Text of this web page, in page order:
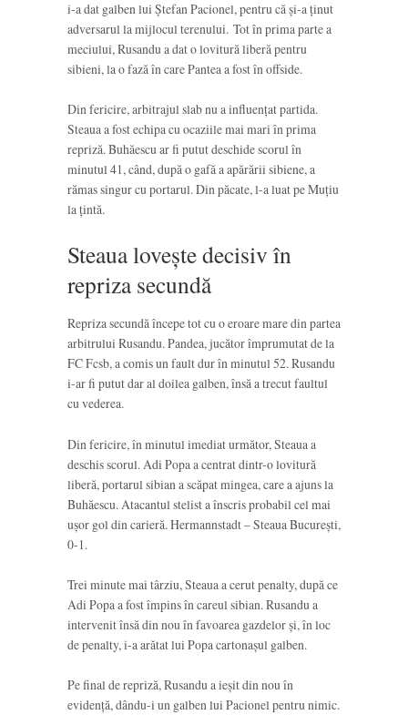
i-a dat galben lui Ștefan Pacionel, pentru că și-a ținut
adversarul la mijlocul terenului. Tot în prima parte a
meciului, Rusandu a dat o lovitură liberă pentru
sibieni, la o fază în care Pantea a fost în offside.
Din fericire, arbitrajul slab nu a influențat partida.
Steaua a fost echipa cu ocaziile mai mari în prima
repriză. Buhăescu ar fi putut deschide scorul în
minutul 41, când, după o gafă a apărării sibiene, a
rămas singur cu portarul. Din păcate, l-a luat pe Muțiu
la țintă.
Steaua lovește decisiv în
repriza secundă
Repriza secundă începe tot cu o eroare mare din partea
arbitrului Rusandu. Pandea, jucător împrumutat de la
FC Fcsb, a comis un fault dur în minutul 52. Rusandu
i-ar fi putut dar al doilea galben, însă a trecut faultul
cu vederea.
Din fericire, în minutul imediat următor, Steaua a
deschis scorul. Adi Popa a centrat dintr-o lovitură
liberă, portarul sibian a scăpat mingea, care a ajuns la
Buhăescu. Atacantul stelist a înscris probabil cel mai
ușor gol din carieră. Hermannstadt – Steaua București,
0-1.
Trei minute mai târziu, Steaua a cerut penalty, după ce
Adi Popa a fost împins în careul sibian. Rusandu a
intervenit însă din nou în favoarea gazdelor și, în loc
de penalty, i-a arătat lui Popa cartonașul galben.
Pe final de repriză, Rusandu a ieșit din nou în
evidență, dându-i un galben lui Pacionel pentru nimic.